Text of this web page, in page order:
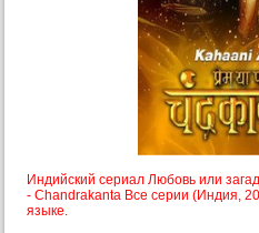
Индийский сериал Любовь или
- Chandrakanta Все серии (Индия,
языке.